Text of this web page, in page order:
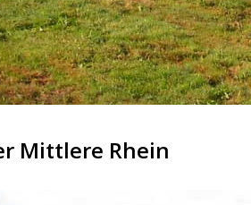
Mittlere Rhein